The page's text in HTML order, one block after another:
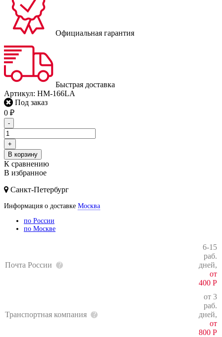
Официальная гарантия
Быстрая доставка
Артикул: HM-166LA
Под заказ
0 ₽
-
+
В корзину
К сравнению
В избранное
Санкт-Петербург
Информация о доставке Москва
по России
по Москве
Почта России
6-15
раб.
дней,
от
400 Р
Транспортная компания
от 3
раб.
дней,
от
800 Р